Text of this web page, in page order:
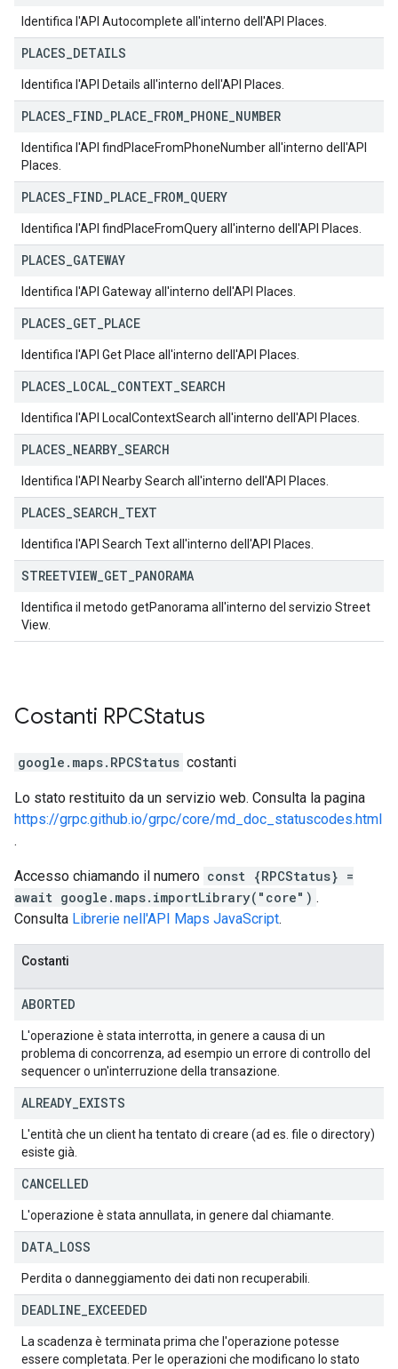
Identifica l'API Autocomplete all'interno dell'API Places.
PLACES DETAILS
Identifica l'API Details all'interno dell'API Places.
PLACES FIND PLACE FROM PHONE NUMBER
Identifica l'API findPlaceFromPhoneNumber all'interno dell'API
Places.
PLACES FIND PLACE FROM QUERY
Identifica l'API findPlaceFromQuery all'interno dell'API Places.
PLACES GATEWAY
Identifica l'API Gateway all'interno dell'API Places.
PLACES GET PLACE
Identifica l'API Get Place all'interno dell'API Places.
PLACES LOCAL CONTEXT SEARCH
Identifica l'API LocalContextSearch all'interno dell'API Places.
PLACES NEARBY SEARCH
Identifica l'API Nearby Search all'interno dell'API Places.
PLACES SEARCH TEXT
Identifica l'API Search Text all'interno dell'API Places.
STREETVIEW_ GET PANORAMA
Identifica il metodo getPanorama all'interno del servizio Street
View.
Costanti RPCStatus
google.maps. RPCStatus costanti
Lo stato restituito da un servizio web. Consulta la pagina
https://grpc.github.io/grpc/core/md_doc_statuscodes.html
.
Accesso chiamando il numero const {RPCStatus} =
await google.maps.importLibrary("core") .
Consulta Librerie nell'API Maps JavaScript.
Costanti
ABORTED
L'operazione è stata interrotta, in genere a causa di un
problema di concorrenza, ad esempio un errore di controllo del
sequencer o un'interruzione della transazione.
ALREADY EXISTS
L'entità che un client ha tentato di creare (ad es. file o directory)
esiste già.
CANCELLED
L'operazione è stata annullata, in genere dal chiamante.
DATA LOSS
Perdita o danneggiamento dei dati non recuperabili.
DEADLINE EXCEEDED
La scadenza è terminata prima che l'operazione potesse
essere completata. Per le operazioni che modificano lo stato